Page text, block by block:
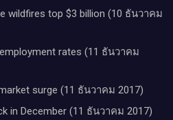
wildfires top $3 billion (10 ธันวาคม
rates (11 ธันวาคม
surge (11 ธันวาคม 2017)
in December (11 ธันวาคม 2017)